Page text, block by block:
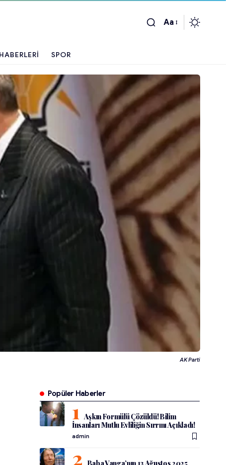
Aa
SPOR
AK Parti
Popüler Haberler
Aşkın Formülü Çözüldü! Bilim
İnsanları Mutlu Evliliğin Sırrını Açıkladı!
admin